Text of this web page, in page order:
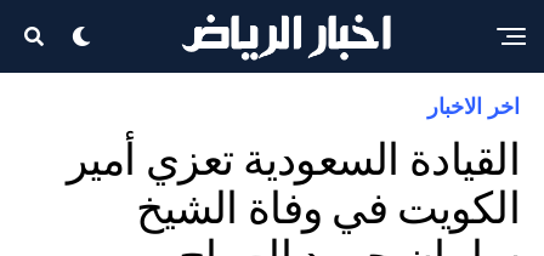
اخر الاخبار
القيادة السعودية تعزي أمير
الكويت في وفاة الشيخ